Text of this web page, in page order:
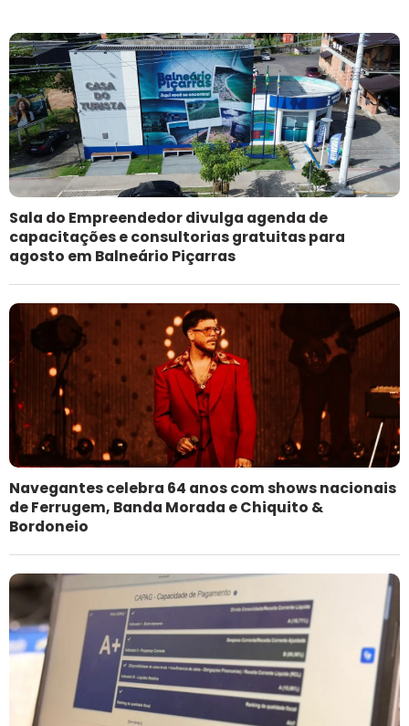
Sala do Empreendedor divulga agenda de
capacitações e consultorias gratuitas para
agosto em Balneário Piçarras
Navegantes celebra 64 anos com shows nacionais
de Ferrugem, Banda Morada e Chiquito &
Bordoneio